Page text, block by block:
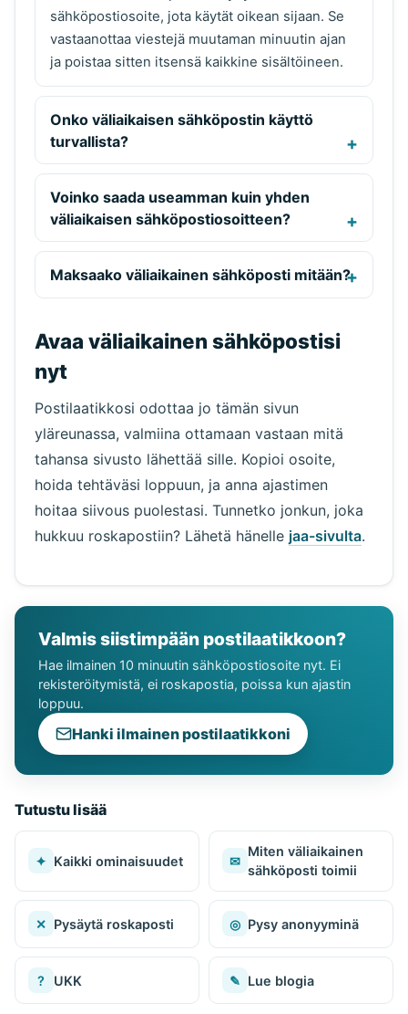
sähköpostiosoite, jota käytät oikean sijaan. Se
vastaanottaa viestejä muutaman minuutin ajan
ja poistaa sitten itsensä kaikkine sisältöineen.
Onko väliaikaisen sähköpostin käyttö
turvallista?
Voinko saada useamman kuin yhden
väliaikaisen sähköpostiosoitteen?
Maksaako väliaikainen sähköposti mitään?
Avaa väliaikainen sähköpostisi
nyt
Postilaatikkosi odottaa jo tämän sivun
yläreunassa, valmiina ottamaan vastaan mitä
tahansa sivusto lähettää sille. Kopioi osoite,
hoida tehtäväsi loppuun, ja anna ajastimen
hoitaa siivous puolestasi. Tunnetko jonkun, joka
hukkuu roskapostiin? Lähetä hänelle jaa-sivulta.
Valmis siistimpään postilaatikkoon?
Hae ilmainen 10 minuutin sähköpostiosoite nyt. Ei
rekisteröitymistä, ei roskapostia, poissa kun ajastin
loppuu.
Hanki ilmainen postilaatikkoni
Tutustu lisää
✦ Kaikki ominaisuudet ✉
Miten väliaikainen
sähköposti toimii
✕ Pysäytä roskaposti ◎ Pysy anonyyminä
? UKK ✎ Lue blogia